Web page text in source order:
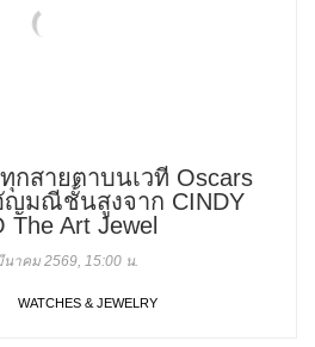
กสายตาบนเวที Oscars
ญมณีชั้นสูงจาก CINDY
The Art Jewel
นาคม 2569, 15:00 น.
WATCHES & JEWELRY